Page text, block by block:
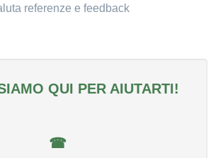
referenze e feedback
QUI PER AIUTARTI!
☎